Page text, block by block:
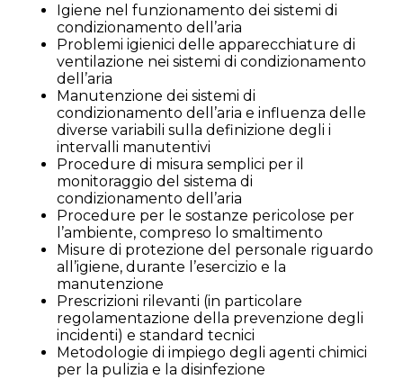
Igiene nel funzionamento dei sistemi di
condizionamento dell’aria
Problemi igienici delle apparecchiature di
ventilazione nei sistemi di condizionamento
dell’aria
Manutenzione dei sistemi di
condizionamento dell’aria e influenza delle
diverse variabili sulla definizione degli i
intervalli manutentivi
Procedure di misura semplici per il
monitoraggio del sistema di
condizionamento dell’aria
Procedure per le sostanze pericolose per
l’ambiente, compreso lo smaltimento
Misure di protezione del personale riguardo
all’igiene, durante l’esercizio e la
manutenzione
Prescrizioni rilevanti (in particolare
regolamentazione della prevenzione degli
incidenti) e standard tecnici
Metodologie di impiego degli agenti chimici
per la pulizia e la disinfezione